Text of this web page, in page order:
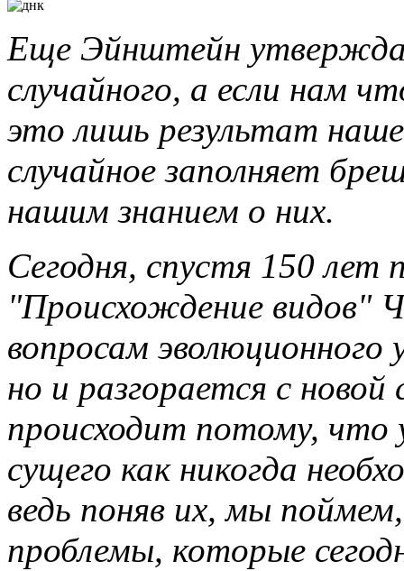
Еще Эйнштейн
случайного, а если нам
это лишь результат
случайное заполняет
нашим знанием о них.
Сегодня, спустя 150 лет
"Происхождение видов"
вопросам эволюционного
но и разгорается с
происходит потому, что
сущего как никогда
ведь поняв их, мы
проблемы, которые